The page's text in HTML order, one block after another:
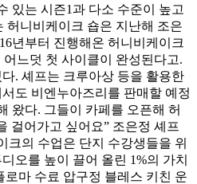
있는 시즌1과 다소 수준이 높고
허니비케이크 숍은 지난해 조은
년부터 진행해온 허니비케이크
느덧 첫 사이클이 완성된다고.
. 셰프는 크루아상 등을 활용한
도 비엔누아즈리를 판매할 예정
왔다. 그들이 카페를 오픈해 허
걸어가고 싶어요” 조은정 셰프
크의 수업은 단지 수강생들을 위
오를 높이 끌어 올린 1%의 가치
로마 수료 압구정 블레스 키친 운